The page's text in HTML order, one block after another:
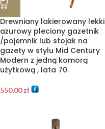
Drewniany lakierowany lekki
ażurowy pleciony gazetnik
/pojemnik lub stojak na
gazety w stylu Mid Century
Modern z jedną komorą
użytkową , lata 70.
550,00zł